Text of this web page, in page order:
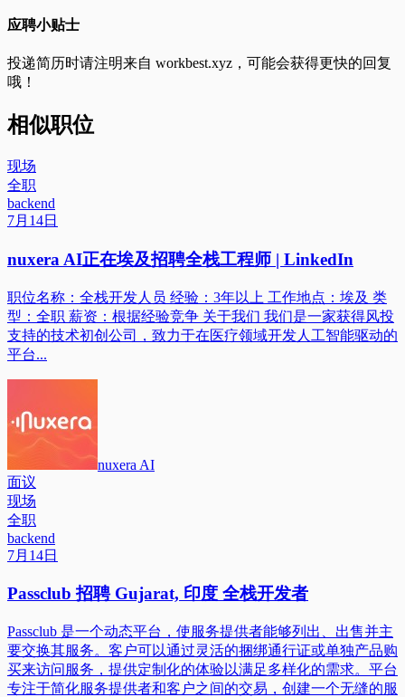
应聘小贴士
投递简历时请注明来自 workbest.xyz ，可能会获得更快的回复
哦！
相似职位
现场
全职
backend
7月14日
nuxera AI正在埃及招聘全栈工程师 | LinkedIn
职位名称：全栈开发人员 经验：3年以上 工作地点：埃及 类
型：全职 薪资：根据经验竞争 关于我们 我们是一家获得风投
支持的技术初创公司，致力于在医疗领域开发人工智能驱动的
平台...
nuxera AI
面议
现场
全职
backend
7月14日
Passclub 招聘 Gujarat, 印度 全栈开发者
Passclub 是一个动态平台，使服务提供者能够列出、出售并主
要交换其服务。客户可以通过灵活的捆绑通行证或单独产品购
买来访问服务，提供定制化的体验以满足多样化的需求。平台
专注于简化服务提供者和客户之间的交易，创建一个无缝的服